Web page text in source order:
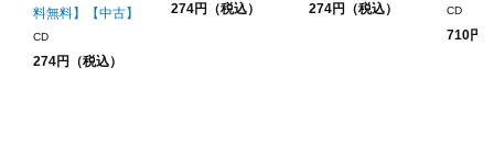
料無料】【中古】
CD
274円（税込）
274円（税込） 274円（税込） CD
710円